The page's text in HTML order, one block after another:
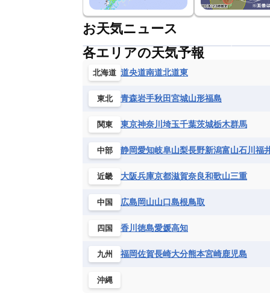
お天気ニュース
各エリアの天気予報
北海道 道央道南道北道東
東北 青森岩手秋田宮城山形福島
関東 東京神奈川 埼玉千葉茨城栃木群馬
中部 静岡愛知岐阜山梨長野新潟富山石川 福
近畿 大阪兵庫京都滋賀奈良和歌山三重
中国 広島岡山山口島根鳥取
四国 香川 徳島愛媛高知
九州 福岡佐賀長崎大分熊本宮崎鹿児島
沖縄